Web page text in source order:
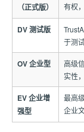
（正式版）
有权
DV 测试版
于测
OV 企业型
高级
实性
EV 企业增
强型
最高
企业